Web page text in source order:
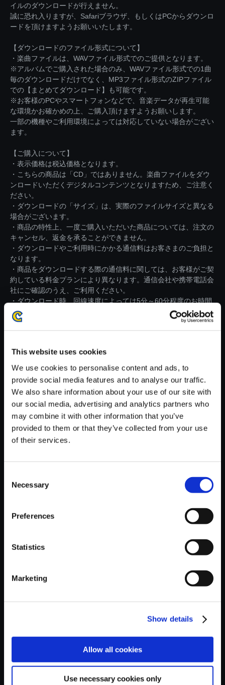
This website uses cookies
We use cookies to personalise content and ads, to
provide social media features and to analyse our traffic.
We also share information about your use of our site with
our social media, advertising and analytics partners who
may combine it with other information that you’ve
provided to them or that they’ve collected from your use
of their services.
Selection
Necessary
Preferences
Statistics
Marketing
Show details
Allow all cookies
Use necessary cookies only
イルのダウンロードが行えません。
誠に恐れ入りますが、Safariブラウザ、もしくはPCからダウンロ
ードを頂けますようお願いいたします。
【ダウンロードのファイル形式について】
・楽曲ファイルは、WAVファイル形式でのご提供となります。
※アルバムでご購入された場合のみ、WAVファイル形式での1曲
毎のダウンロードだけでなく、MP3ファイル形式のZIPファイル
での【まとめてダウンロード】も可能です。
※お客様のPCやスマートフォンなどで、音楽データが再生可能
な環境かお確かめの上、ご購入頂けますようお願いします。
一部の機種やご利用環境によっては対応していない場合がござい
ます。
【ご購入について】
・表示価格は税込価格となります。
・こちらの商品は「CD」ではありません。楽曲ファイルをダウ
ンロードいただくデジタルコンテンツとなりますため、ご注意く
ださい。
・ダウンロードの「サイズ」は、実際のファイルサイズと異なる
場合がございます。
・商品の特性上、一度ご購入いただいた商品については、注文の
キャンセル、返金を承ることができません。
・ダウンロードやご利用時にかかる通信料はお客さまのご負担と
なります。
・商品をダウンロードする際の通信料に関しては、お客様がご契
約している料金プランにより異なります。通信会社や携帯電話会
社にご確認のうえ、ご利用ください。
・ダウンロード時、回線速度によっては5分～60分程度のお時間
がかかる場合がございます。
※ご購入いただいたファイルのダウンロードの際には、通信環境
が安定しているWifi環境でお試しください。
【単曲】モンスターハンターワ
ールド：アイスボーン オリジナ
ル・サウンドトラック セリエナ
150円(税込)
【単曲】モンスタ
ーハンターワ...